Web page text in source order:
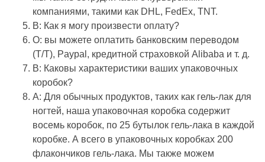
компаниями, такими как DHL, FedEx, TNT.
В: Как я могу произвести оплату?
О: вы можете оплатить банковским переводом
(T/T), Paypal, кредитной страховкой Alibaba и т. д.
В: Каковы характеристики ваших упаковочных
коробок?
A: Для обычных продуктов, таких как гель-лак для
ногтей, наша упаковочная коробка содержит
восемь коробок, по 25 бутылок гель-лака в каждой
коробке. А всего в упаковочных коробках 200
флакончиков гель-лака. Мы также можем